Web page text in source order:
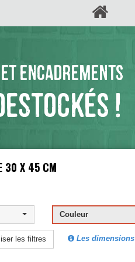
ENCADREMENTS
!
30 X 45 CM
Couleur
les filtres Les